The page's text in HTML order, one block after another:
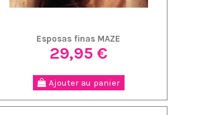
Esposas finas MAZE
29,95 €
Ajouter au panier